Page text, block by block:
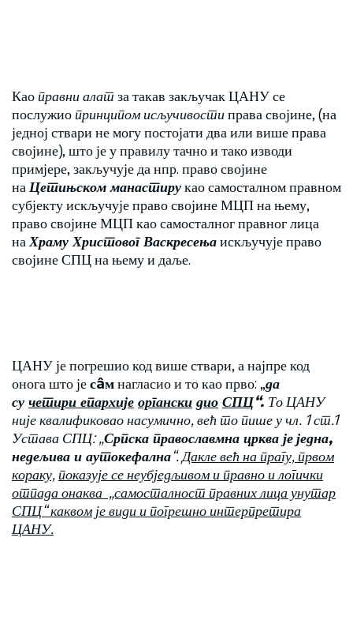
Као правни алатза такав закључак ЦАНУ се
послужио принципом исључивостиправа својине, (на
једној ствари не могу постојати два или више права
својине), што је у правилу тачно и тако изводи
примјере, закључује да нпр. право својине
на Цетињском манастирукао самосталном правном
субјекту искључује право својине МЦП на њему,
право својине МЦП као самосталног правног лица
на Храму Христовог Васкресењаискључује право
својине СПЦ на њему и даље.
ЦАНУ је погрешио код више ствари, а најпре код
онога што јесâмнагласио и то као прво: „да
су четири епархије органски дио СПЦ“. То ЦАНУ
није квалификовао насумично, већ то пише у чл. 1 ст.1
Устава СПЦ: „Српска православмна црква јеједна,
недељива и аутокефална“. Дакле већ на прагу, првом
кораку, показује се неубједљивом и правно и логички
отпадаонаква „самосталност правних лица унутар
СПЦ“ каквом је види и погрешно интерпретира
ЦАНУ.